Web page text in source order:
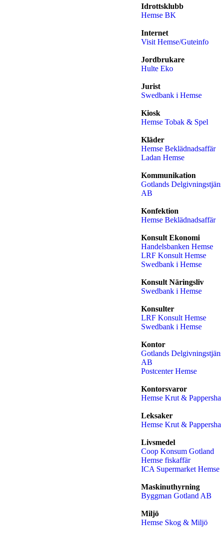
Idrottsklubb
Hemse BK
Internet
Visit Hemse/Guteinfo
Jordbrukare
Hulte Eko
Jurist
Swedbank i Hemse
Kiosk
Hemse Tobak & Spel
Kläder
Hemse Beklädnadsaffär
Ladan Hemse
Kommunikation
Gotlands
AB
Konfektion
Hemse Beklädnadsaffär
Konsult Ekonomi
Handelsbanken Hemse
LRF Konsult Hemse
Swedbank i Hemse
Konsult Näringsliv
Swedbank i Hemse
Konsulter
LRF Konsult Hemse
Swedbank i Hemse
Kontor
Gotlands
AB
Postcenter Hemse
Kontorsvaror
Hemse Krut &
Leksaker
Hemse Krut &
Livsmedel
Coop Konsum Gotland
Hemse fiskaffär
ICA Supermarket Hemse
Maskinuthyrning
Byggman Gotland AB
Miljö
Hemse Skog & Miljö